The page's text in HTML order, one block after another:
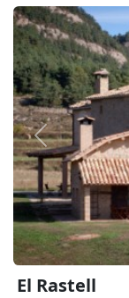
Anterior
El Rastell